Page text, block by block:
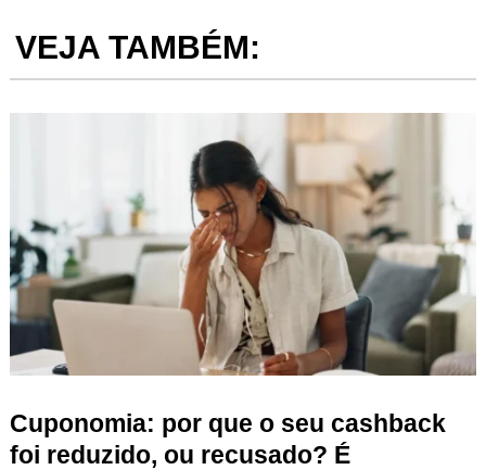
VEJA TAMBÉM:
Cuponomia: por que o seu cashback
foi reduzido, ou recusado? É